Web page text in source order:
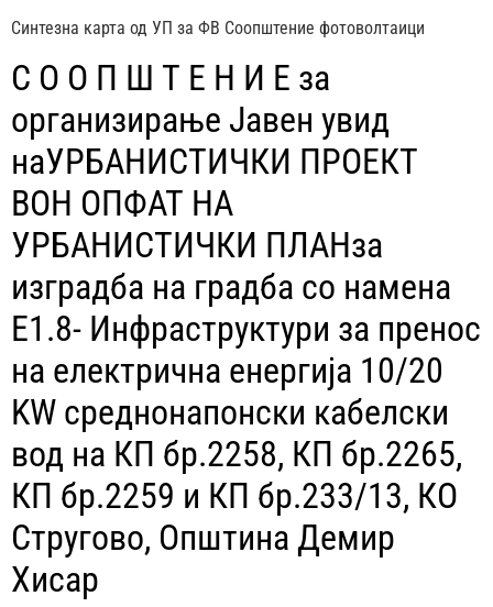
Синтезна карта од УП за ФВ Соопштение фотоволтаици
С О О П Ш Т Е Н И Е за
организирање Јавен увид
наУРБАНИСТИЧКИ ПРОЕКТ
ВОН ОПФАТ НА
УРБАНИСТИЧКИ ПЛАНза
изградба на градба со намена
Е1.8- Инфраструктури за пренос
на електрична енергија 10/20
KW среднонапонски кабелски
вод на КП бр.2258, КП бр.2265,
КП бр.2259 и КП бр.233/13, КО
Стругово, Општина Демир
Хисар